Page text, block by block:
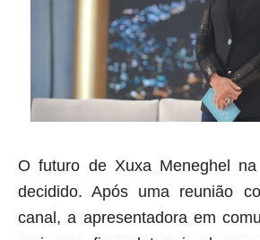
O futuro de Xuxa Meneghel
decidido. Após uma reunião
canal, a apresentadora em